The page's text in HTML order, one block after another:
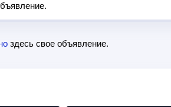
здесь свое объявление.